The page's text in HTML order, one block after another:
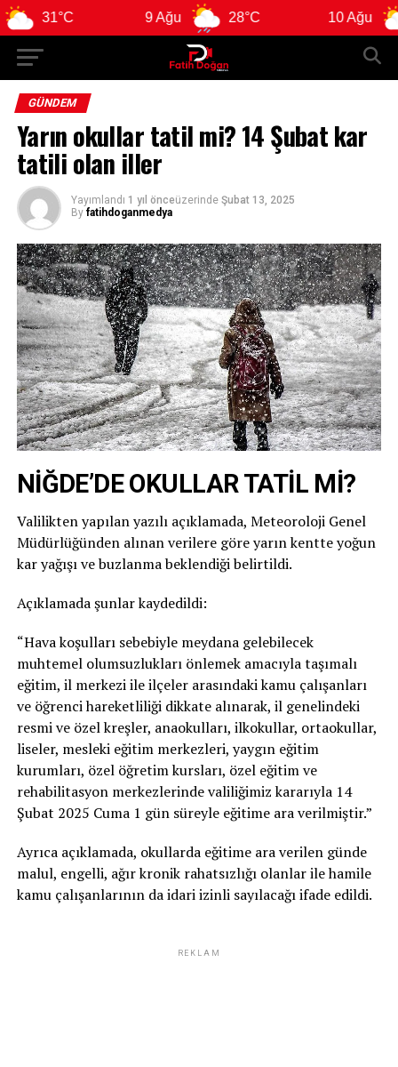
28°C 28°C
GÜNDEM
Yarın okullar tatil mi? 14 Şubat kar
tatili olan iller
Yayımlandı 1 yıl önceüzerinde Şubat 13, 2025
By fatihdoganmedya
NİĞDE’DE OKULLAR TATİL Mİ?
Valilikten yapılan yazılı açıklamada, Meteoroloji Genel
Müdürlüğünden alınan verilere göre yarın kentte yoğun
kar yağışı ve buzlanma beklendiği belirtildi.
Açıklamada şunlar kaydedildi:
“Hava koşulları sebebiyle meydana gelebilecek
muhtemel olumsuzlukları önlemek amacıyla taşımalı
eğitim, il merkezi ile ilçeler arasındaki kamu çalışanları
ve öğrenci hareketliliği dikkate alınarak, il genelindeki
resmi ve özel kreşler, anaokulları, ilkokullar, ortaokullar,
liseler, mesleki eğitim merkezleri, yaygın eğitim
kurumları, özel öğretim kursları, özel eğitim ve
rehabilitasyon merkezlerinde valiliğimiz kararıyla 14
Şubat 2025 Cuma 1 gün süreyle eğitime ara verilmiştir.”
Ayrıca açıklamada, okullarda eğitime ara verilen günde
malul, engelli, ağır kronik rahatsızlığı olanlar ile hamile
kamu çalışanlarının da idari izinli sayılacağı ifade edildi.
REKLAM